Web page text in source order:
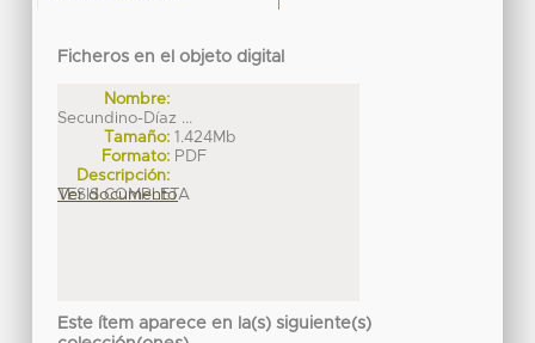
Ficheros en el objeto digital
Nombre:
Secundino-Díaz ...
Tamaño: 1.424Mb
Formato: PDF
Descripción:
TESIS COMPLETA
Ver documento
Este ítem aparece en la(s) siguiente(s)